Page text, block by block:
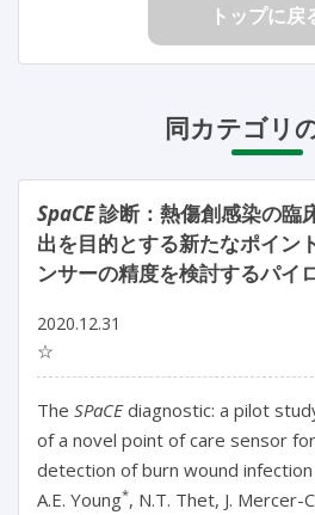
トップに戻
同カテゴリ
SpaCE診断：熱傷創感染の臨
出を目的とする新たなポイン
ンサーの精度を検討するパイ
2020.12.31
☆
The SPaCEdiagnostic: a pilot
of a novel point of care sensor
detection of burn wound infection
A.E. Young*, N.T. Thet, J. Mercer-